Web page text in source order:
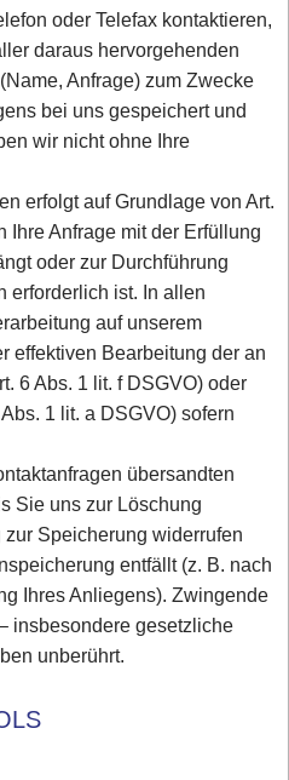
oder Telefax kontaktieren,
daraus hervorgehenden
Anfrage) zum Zwecke
bei uns gespeichert und
wir nicht ohne Ihre
erfolgt auf Grundlage von Art.
Ihre Anfrage mit der Erfüllung
oder zur Durchführung
erforderlich ist. In allen
auf unserem
effektiven Bearbeitung der an
6 Abs. 1 lit. f DSGVO) oder
1 lit. a DSGVO) sofern
übersandten
Sie uns zur Löschung
Speicherung widerrufen
entfällt (z. B. nach
Ihres Anliegens). Zwingende
insbesondere gesetzliche
unberührt.